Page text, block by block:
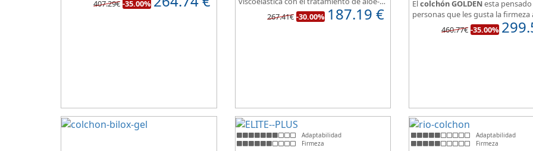
colchón para dormir en pareja.
407.29€ -35.00%
vera y la malla 3D para facilitar la
transpiración.
267.41€ -30.00% 187.19 €
Elcolchón GOLDENesta
personas que les gusta la firmeza
hora de dormir, pero sin perder
y adaptabilidad que nos ofrece la
460.77€ -35.00%
Adaptabilidad
Firmeza
Adaptabilidad
Firmeza